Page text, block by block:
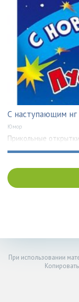
С наступающим нг
Юмор
Прикольные
При использовании